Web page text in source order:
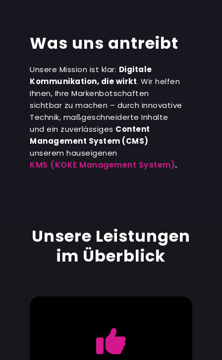
Was uns antreibt
Unsere Mission ist klar: Digitale
Kommunikation, die wirkt. Wir helfen
Ihnen, Ihre Markenbotschaften
sichtbar zu machen – durch innovative
Technik, maßgeschneiderte Inhalte
und ein zuverlässiges Content
Management System (CMS)
unserem hauseigenen
KMS (KOKE Management System).
Unsere Leistungen
im Überblick